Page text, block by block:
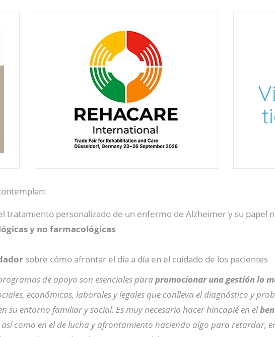
tratamiento personalizado de un enfermo de Alzheimer y su papel
y no farmacológicas
sobre cómo afrontar el día a día en el cuidado de los pacientes
de apoyo son esenciales para promocionar una gestión lo
económicas, laborales y legales que conlleva el diagnóstico y
su entorno familiar y social. Es muy necesario hacer hincapié en el
así como en el de lucha y afrontamiento haciendo algo para retardar,